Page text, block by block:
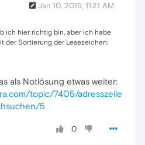
Jan 10, 2015, 11:21 AM
ich hier richtig bin, aber ich habe
der Sortierung der Lesezeichen:
als Notlösung etwas weiter:
topic/7405/adresszeile
5
0